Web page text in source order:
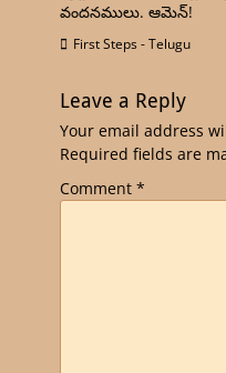
వందనములు. ఆమెన్!
First Steps - Telugu
Leave a Reply
Your email address
Required fields are
Comment *